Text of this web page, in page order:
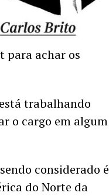
para achar os
trabalhando
o cargo em algum
considerado é
do Norte da